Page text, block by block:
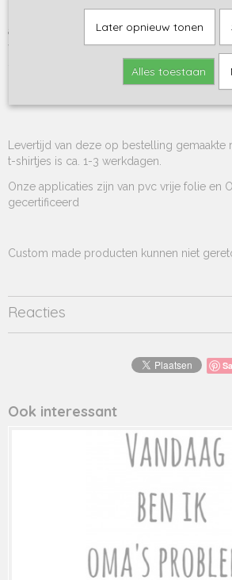
applicatie wasbaar binnenste buiten op 30
wasverzachter.
Strijk de print binnenste buiten of leg er
overheen om de print te strijken.
Levertijd van deze op bestelling gemaakte
t-shirtjes is ca. 1-3 werkdagen.
Onze applicaties zijn van pvc vrije folie en
gecertificeerd
Custom made producten kunnen niet
Reacties
Ook interessant
Later opnieuw tonen
Alles toestaan